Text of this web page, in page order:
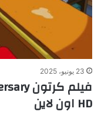
23 يونيو، 2025
HD اون لاين